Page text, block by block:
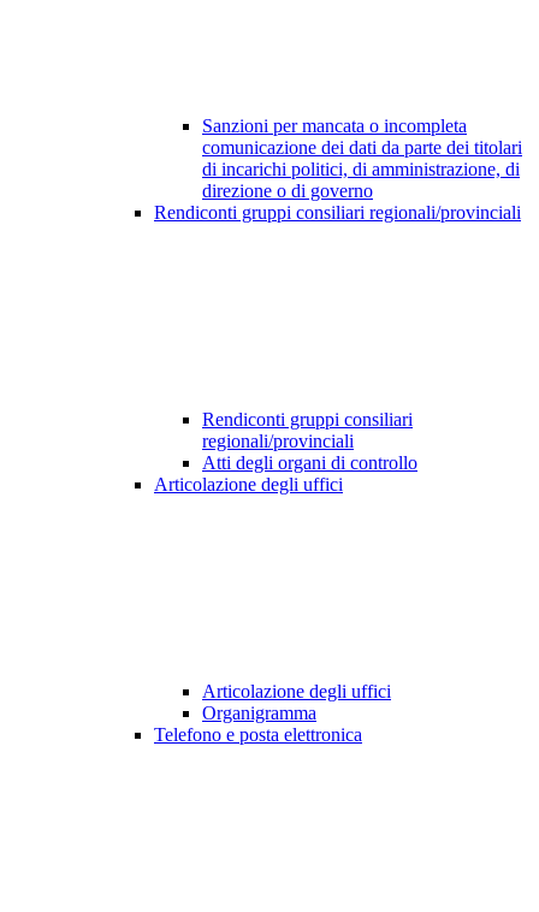
Sanzioni per mancata o incompleta
comunicazione dei dati da parte dei titolari
di incarichi politici, di amministrazione, di
direzione o di governo
Rendiconti gruppi consiliari regionali/provinciali
Rendiconti gruppi consiliari
regionali/provinciali
Atti degli organi di controllo
Articolazione degli uffici
Articolazione degli uffici
Organigramma
Telefono e posta elettronica